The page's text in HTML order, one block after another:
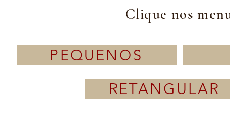
Clique nos
PEQUENOS
RETANGULAR